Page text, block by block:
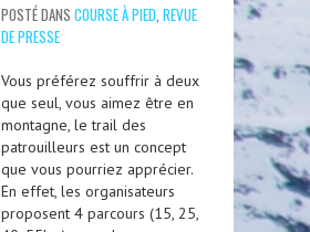
POSTÉ DANS COURSE À PIED REVUE
DE PRESSE
Vous préférez souffrir à deux
que seul, vous aimez être en
montagne, le trail des
patrouilleurs est un concept
que vous pourriez apprécier.
En effet, les organisateurs
proposent 4 parcours (15, 25,